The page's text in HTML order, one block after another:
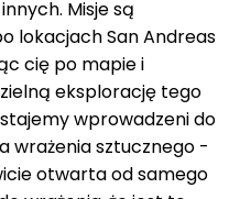
Misje są
lokacjach San Andreas
cię po mapie i
eksplorację tego
wprowadzeni do
wrażenia sztucznego -
otwarta od samego